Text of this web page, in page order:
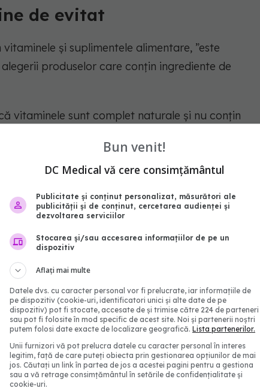
de evitat
și suplimentele alimentare, ”este
produselor care conțin ingrediente de
vitaminele sunt complet naturale și nu conțin
sintetice”.
suplimentele ”fără valoare” și care ar trebui
biologic active: tocoferolii (cu rol
grăsimilor și al proteinelor).
15 mg/zi pentru adulți, iar aceasta se găsește
Bun venit!
DC Medical vă cere consimțământul
Publicitate și conținut personalizat, măsurători ale
publicității și de conținut, cercetarea audienței și
dezvoltarea serviciilor
Stocarea și/sau accesarea informațiilor de pe un
dispozitiv
Aflați mai multe
Datele dvs. cu caracter personal vor fi prelucrate, iar informațiile de
pe dispozitiv (cookie-uri, identificatori unici și alte date de pe
dispozitiv) pot fi stocate, accesate de și trimise către 224 de parteneri
sau pot fi folosite în mod specific de acest site. Noi și partenerii noștri
putem folosi date exacte de localizare geografică. Lista partenerilor.
Unii furnizori vă pot prelucra datele cu caracter personal în interes
legitim, față de care puteți obiecta prin gestionarea opțiunilor de mai
jos. Căutați un link în partea de jos a acestei pagini pentru a gestiona
sau a vă retrage consimțământul în setările de confidențialitate și
cookie-uri.